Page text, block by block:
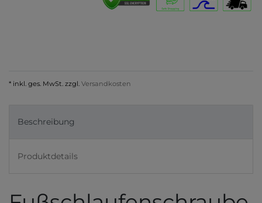
* inkl. ges. MwSt. zzgl. Versandkosten
Beschreibung
Produktdetails